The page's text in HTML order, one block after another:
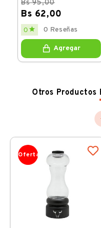
Bs 95,00
Bs 62,00
Regular
price
Price
0  0 Reseñas
Agregar
Otros Productos
Oferta